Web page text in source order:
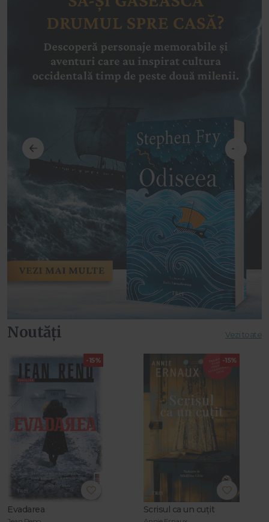
Noutăți Vezi toate
-15%
Evadarea
-15%
Scrisul ca un cuțit